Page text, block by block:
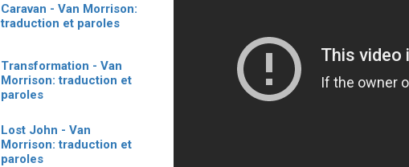
Caravan - Van Morrison:
traduction et paroles
Transformation - Van
Morrison: traduction et
paroles
Lost John - Van
Morrison: traduction et
paroles